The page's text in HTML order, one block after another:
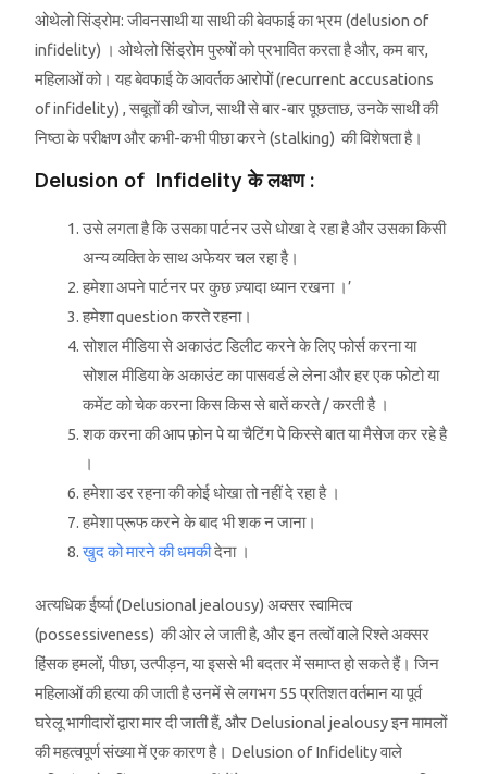
ओथेलो सिंड्रोम: जीवनसाथी या साथी की बेवफाई का भ्रम (delusion of
infidelity) । ओथेलो सिंड्रोम पुरुषों को प्रभावित करता है और, कम बार,
महिलाओं को। यह बेवफाई के आवर्तक आरोपों (recurrent accusations
of infidelity) , सबूतों की खोज, साथी से बार-बार पूछताछ, उनके साथी की
निष्ठा के परीक्षण और कभी-कभी पीछा करने (stalking) की विशेषता है।
Delusion of Infidelity के लक्षण :
उसे लगता है कि उसका पार्टनर उसे धोखा दे रहा है और उसका किसी
अन्य व्यक्ति के साथ अफेयर चल रहा है।
हमेशा अपने पार्टनर पर कुछ ज़्यादा ध्यान रखना ।’
हमेशा question करते रहना।
सोशल मीडिया से अकाउंट डिलीट करने के लिए फोर्स करना या
सोशल मीडिया के अकाउंट का पासवर्ड ले लेना और हर एक फोटो या
कमेंट को चेक करना किस किस से बातें करते / करती है ।
शक करना की आप फ़ोन पे या चैटिंग पे किस्से बात या मैसेज कर रहे है
।
हमेशा डर रहना की कोई धोखा तो नहीं दे रहा है ।
हमेशा प्रूफ करने के बाद भी शक न जाना।
खुद को मारने की धमकीदेना ।
अत्यधिक ईर्ष्या (Delusional jealousy) अक्सर स्वामित्व
(possessiveness) की ओर ले जाती है, और इन तत्वों वाले रिश्ते अक्सर
हिंसक हमलों, पीछा, उत्पीड़न, या इससे भी बदतर में समाप्त हो सकते हैं। जिन
महिलाओं की हत्या की जाती है उनमें से लगभग 55 प्रतिशत वर्तमान या पूर्व
घरेलू भागीदारों द्वारा मार दी जाती हैं, और Delusional jealousy इन मामलों
की महत्वपूर्ण संख्या में एक कारण है। Delusion of Infidelity वाले